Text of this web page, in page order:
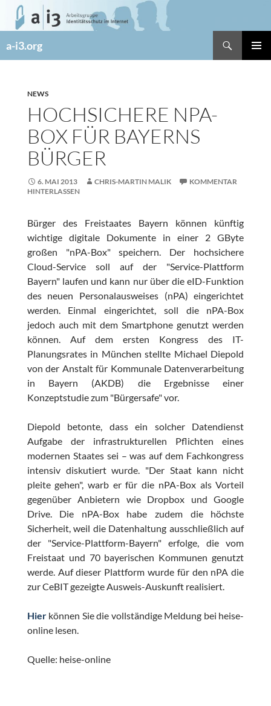
Zum
Inhalt
a-i3.org
NEWS
HOCHSICHERE NPA-
BOX FÜR BAYERNS
BÜRGER
6. MAI 2013 CHRIS-MARTIN MALIK
KOMMENTAR
HINTERLASSEN
Bürger des Freistaates Bayern können künftig
wichtige digitale Dokumente in einer 2 GByte
großen "nPA-Box" speichern. Der hochsichere
Cloud-Service soll auf der "Service-Plattform
Bayern" laufen und kann nur über die eID-Funktion
des neuen Personalausweises (nPA) eingerichtet
werden. Einmal eingerichtet, soll die nPA-Box
jedoch auch mit dem Smartphone genutzt werden
können. Auf dem ersten Kongress des IT-
Planungsrates in München stellte Michael Diepold
von der Anstalt für Kommunale Datenverarbeitung
in Bayern (AKDB) die Ergebnisse einer
Konzeptstudie zum "Bürgersafe" vor.
Diepold betonte, dass ein solcher Datendienst
Aufgabe der infrastrukturellen Pflichten eines
modernen Staates sei – was auf dem Fachkongress
intensiv diskutiert wurde. "Der Staat kann nicht
pleite gehen", warb er für die nPA-Box als Vorteil
gegenüber Anbietern wie Dropbox und Google
Drive. Die nPA-Box habe zudem die höchste
Sicherheit, weil die Datenhaltung ausschließlich auf
der "Service-Plattform-Bayern" erfolge, die vom
Freistaat und 70 bayerischen Kommunen genutzt
werde. Auf dieser Plattform wurde für den nPA die
zur CeBIT gezeigte Ausweis-Auskunft realisiert.
Hierkönnen Sie die vollständige Meldung bei heise-
online lesen.
Quelle: heise-online